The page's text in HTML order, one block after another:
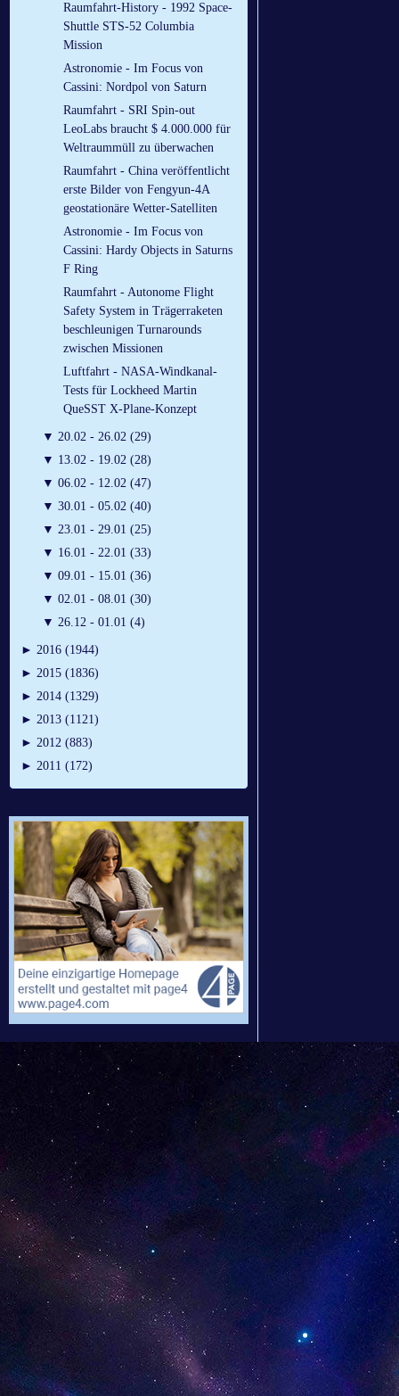
Raumfahrt-History - 1992 Space-
Shuttle STS-52 Columbia
Mission
Astronomie - Im Focus von
Cassini: Nordpol von Saturn
Raumfahrt - SRI Spin-out
LeoLabs braucht $ 4.000.000 für
Weltraummüll zu überwachen
Raumfahrt - China veröffentlicht
erste Bilder von Fengyun-4A
geostationäre Wetter-Satelliten
Astronomie - Im Focus von
Cassini: Hardy Objects in Saturns
F Ring
Raumfahrt - Autonome Flight
Safety System in Trägerraketen
beschleunigen Turnarounds
zwischen Missionen
Luftfahrt - NASA-Windkanal-
Tests für Lockheed Martin
QueSST X-Plane-Konzept
▼ 20.02 - 26.02 (29)
▼ 13.02 - 19.02 (28)
▼ 06.02 - 12.02 (47)
▼ 30.01 - 05.02 (40)
▼ 23.01 - 29.01 (25)
▼ 16.01 - 22.01 (33)
▼ 09.01 - 15.01 (36)
▼ 02.01 - 08.01 (30)
▼ 26.12 - 01.01 (4)
► 2016 (1944)
► 2015 (1836)
► 2014 (1329)
► 2013 (1121)
► 2012 (883)
► 2011 (172)